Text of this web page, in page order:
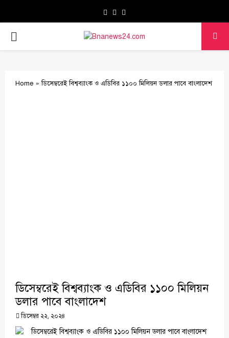
Facebook
Twitter
PRIMARY
Home »ডিসেম্বরেই বিশ্বব্যাংক ও এডিবির ১১০০ মিলিয়ন ডলার পাবে বাংলাদেশ
ডিসেম্বরেই বিশ্বব্যাংক ও এডিবির ১১০০ মিলিয়ন
ডলার পাবে বাংলাদেশ
ডিসেম্বর ২২, ২০২৪